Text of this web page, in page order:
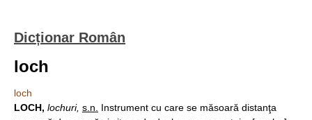
Dicționar Român
loch
loch
LOCH, lochuri, s.n.
Instrument cu care se măsoară distanţa